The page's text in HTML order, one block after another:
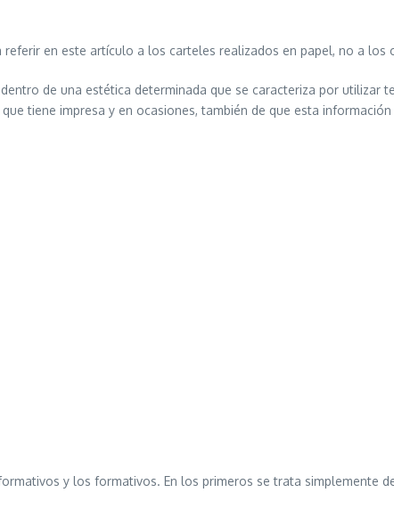
en este artículo a los carteles realizados en papel, no a
de una estética determinada que se caracteriza por utilizar
tiene impresa y en ocasiones, también de que esta
y los formativos. En los primeros se trata simplemente